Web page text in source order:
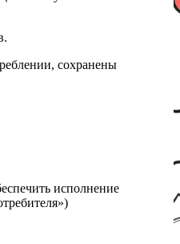
сохранены
исполнение